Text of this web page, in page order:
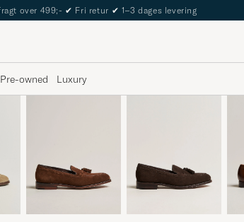
The Care of Carl Passport
Pre-owned Luxury